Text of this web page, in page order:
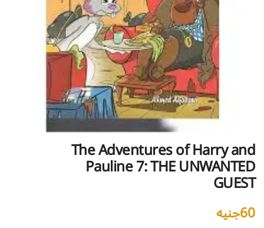
The Adventures of Harry and
Pauline 7: THE UNWANTED
GUEST
60جنيه